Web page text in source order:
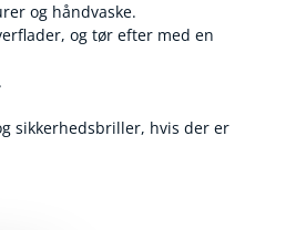
og håndvaske.
og tør efter med en
sikkerhedsbriller, hvis der er